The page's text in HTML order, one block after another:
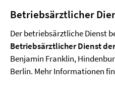
Betriebsärztlicher
Der betriebsärztliche Dienst
Betriebsärztlicher Dienst
Benjamin Franklin,
Berlin. Mehr Informationen